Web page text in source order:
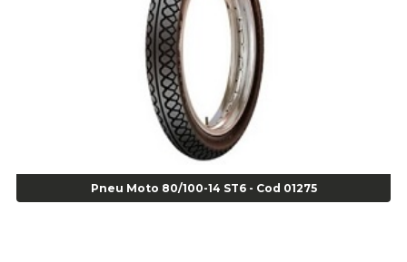
Super Bonder 05grs - Cod 00853
Super Bonder 60 segundos 20 grs - cod 03640
Agulha Escariadora Passeio - Cod 02978
Agulha Escariadora/ Alargadora Caminhão - COD. 02342
Agulha Inserto Pneu s/ câmara - Caminhão - Cod 01909
Agulha Inserto Pneu s/ câmara - Moto - cod 02973
Agulha para Aplicação Vipstem- Vipal - Cod 02558
Pneu Moto 80/100-14 ST6 - Cod 01275